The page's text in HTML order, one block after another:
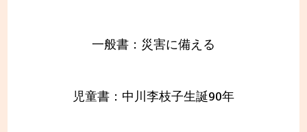
一般書：災害に備える
児童書：中川李枝子生誕90年